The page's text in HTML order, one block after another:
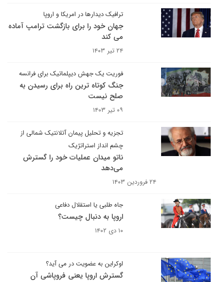
ترافیک دیدارها در امریکا و اروپا
جهان خود را برای بازگشت ترامپ آماده
می کند
۲۴ تیر ۱۴۰۳
فوریت یک جهش دیپلماتیک برای فرانسه
جنگ کوتاه ترین راه برای رسیدن به
صلح نیست
۰۹ تیر ۱۴۰۳
تجزیه و تحلیل پیمان آتلانتیک شمالی از
چشم انداز استراتژیک
ناتو میدان عملیات خود را گسترش
می‌دهد
۲۴ فروردین ۱۴۰۳
جاه طلبی یا استقلال دفاعی
اروپا به دنبال چیست؟
۱۰ دی ۱۴۰۲
اوکراین به عضویت در می آید؟
گسترش اروپا یعنی فروپاشی آن